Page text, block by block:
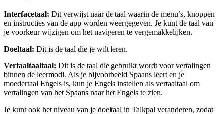
Interfacetaal: Dit verwijst naar de taal waarin de menu’s, knoppen
en instructies van de app worden weergegeven. Je kunt de taal van
je voorkeur wijzigen om het navigeren te vergemakkelijken.
Doeltaal: Dit is de taal die je wilt leren.
Vertaaltaaltaal: Dit is de taal die gebruikt wordt voor vertalingen
binnen de leermodi. Als je bijvoorbeeld Spaans leert en je
moedertaal Engels is, kun je Engels instellen als vertaaltaal om
vertalingen van het Spaans naar het Engels te zien.
Je kunt ook het niveau van je doeltaal in Talkpal veranderen, zodat